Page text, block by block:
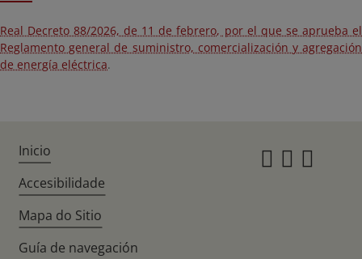
Real Decreto 88/2026, de 11 de febrero, por el que se aprueba el
Reglamento general de suministro, comercialización y agregación
de energía eléctrica.
Inicio
Accesibilidade
Mapa do Sitio
Guía de navegación